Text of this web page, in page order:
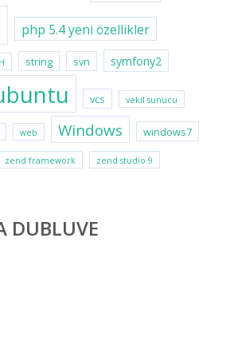
php 5.4 yeni özellikler
string svn symfony2
vcs vekil sunucu
web Windows
windows7
zend framework zend studio 9
DUBLUVE